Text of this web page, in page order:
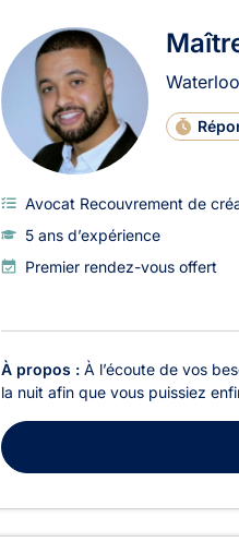
Waterloo
Avocat Recouvrement de
5 ans d’expérience
Premier rendez-vous offert
À propos : À l’écoute de vos
la nuit afin que vous puissiez